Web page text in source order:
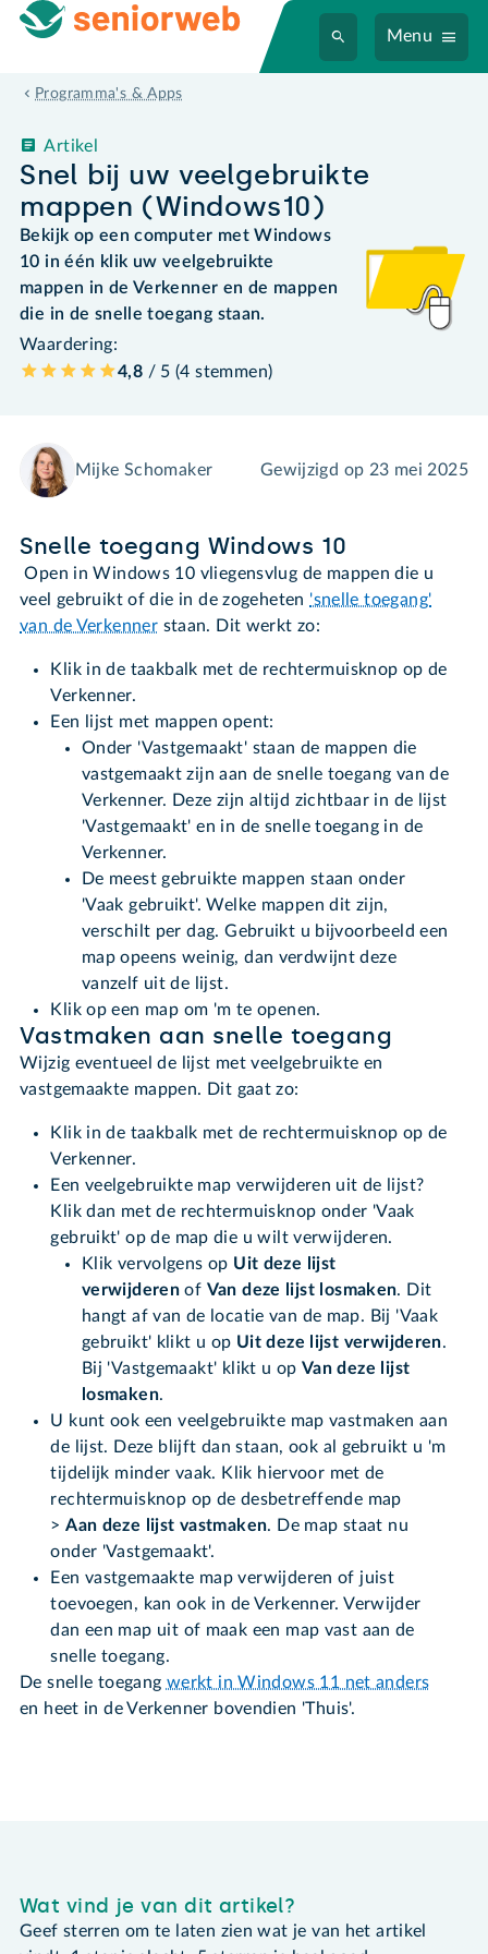
Menu
Programma's & Apps
Snel bij uw veelgebruikte
mappen (Windows10)
Artikel
Bekijk op een computer met Windows
10 in één klik uw veelgebruikte
mappen in de Verkenner en de mappen
die in de snelle toegang staan.
Waardering:
4,8 / 5 (4 stemmen)
Mijke Schomaker Gewijzigd op 23 mei 2025
Snelle toegang Windows 10
Open in Windows 10 vliegensvlug de mappen die u
veel gebruikt of die in de zogeheten 'snelle toegang'
van de Verkenner staan. Dit werkt zo:
Klik in de taakbalk met de rechtermuisknop op de
Verkenner.
Een lijst met mappen opent:
Onder 'Vastgemaakt' staan de mappen die
vastgemaakt zijn aan de snelle toegang van de
Verkenner. Deze zijn altijd zichtbaar in de lijst
'Vastgemaakt' en in de snelle toegang in de
Verkenner.
De meest gebruikte mappen staan onder
'Vaak gebruikt'. Welke mappen dit zijn,
verschilt per dag. Gebruikt u bijvoorbeeld een
map opeens weinig, dan verdwijnt deze
vanzelf uit de lijst.
Klik op een map om 'm te openen.
Vastmaken aan snelle toegang
Wijzig eventueel de lijst met veelgebruikte en
vastgemaakte mappen. Dit gaat zo:
Klik in de taakbalk met de rechtermuisknop op de
Verkenner.
Een veelgebruikte map verwijderen uit de lijst?
Klik dan met de rechtermuisknop onder 'Vaak
gebruikt' op de map die u wilt verwijderen.
Klik vervolgens op Uit deze lijst
verwijderen of Van deze lijst losmaken. Dit
hangt af van de locatie van de map. Bij 'Vaak
gebruikt' klikt u op Uit deze lijst verwijderen.
Bij 'Vastgemaakt' klikt u op Van deze lijst
losmaken.
U kunt ook een veelgebruikte map vastmaken aan
de lijst. Deze blijft dan staan, ook al gebruikt u 'm
tijdelijk minder vaak. Klik hiervoor met de
rechtermuisknop op de desbetreffende map
>Aan deze lijst vastmaken. De map staat nu
onder 'Vastgemaakt'.
Een vastgemaakte map verwijderen of juist
toevoegen, kan ook in de Verkenner. Verwijder
dan een map uit of maak een map vast aan de
snelle toegang.
De snelle toegang werkt in Windows 11 net anders
en heet in de Verkenner bovendien 'Thuis'.
Wat vind je van dit artikel?
Geef sterren om te laten zien wat je van het artikel